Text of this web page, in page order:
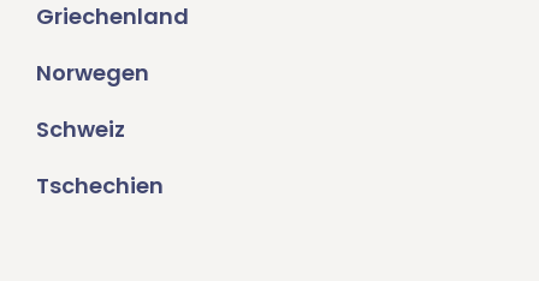
Griechenland
Norwegen
Schweiz
Tschechien